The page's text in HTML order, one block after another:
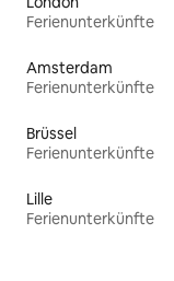
Ferienunterkünfte
Amsterdam
Ferienunterkünfte
Brüssel
Ferienunterkünfte
Lille
Ferienunterkünfte